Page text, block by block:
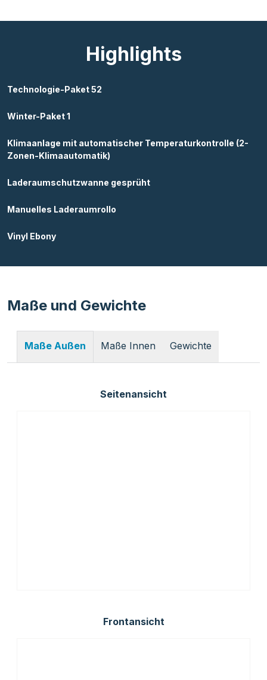
Highlights
Technologie-Paket 52
Winter-Paket 1
Klimaanlage mit automatischer Temperaturkontrolle (2-
Zonen-Klimaautomatik)
Laderaumschutzwanne gesprüht
Manuelles Laderaumrollo
Vinyl Ebony
Maße und Gewichte
Maße Außen Maße Innen Gewichte
Seitenansicht
Frontansicht